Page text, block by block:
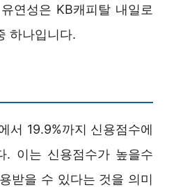
연성은 KB캐피탈 내일로
하나입니다.
서 19.9%까지 신용점수에
. 이는 신용점수가 높을수
받을 수 있다는 것을 의미